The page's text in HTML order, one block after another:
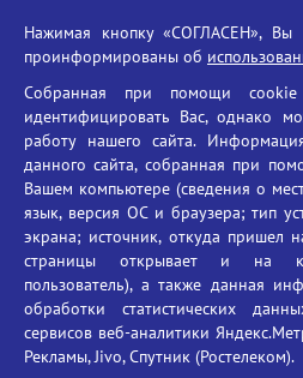
Единый портал государственных услуг
Противодействие угрозам
Социальные ролики - Генеральная
Противодействие коррупции
БГУ против наркотиков
Брянский
имени академика И.Г.
Время работы: пн-пт
Телефон:
Нажимая кнопку «СОГЛАСЕН», Вы
проинформированы об
Собранная при помощи
идентифицировать Вас, однако
работу нашего сайта.
данного сайта, собранная при
Вашем компьютере (сведения о
язык, версия ОС и браузера; тип
экрана; источник, откуда пришел
страницы открывает и на
пользователь), а также данная
обработки статистических
сервисов веб-аналитики
Рекламы, Jivo, Спутник (Ростелеком).